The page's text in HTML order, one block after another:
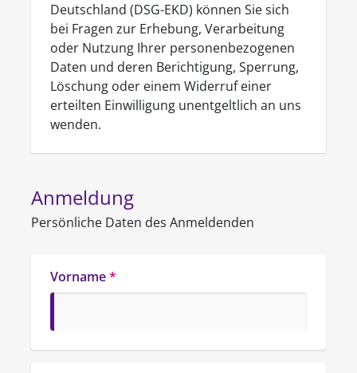
Deutschland (DSG-EKD) können Sie sich
bei Fragen zur Erhebung, Verarbeitung
oder Nutzung Ihrer personenbezogenen
Daten und deren Berichtigung, Sperrung,
Löschung oder einem Widerruf einer
erteilten Einwilligung unentgeltlich an uns
wenden.
Anmeldung
Persönliche Daten des Anmeldenden
Vorname*